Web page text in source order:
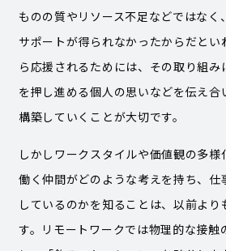
ものの質やリソース不足などではなく
サポートが得られなかったからだとい
ら応援されるためには、その取り組
を押し進める個人の思いなどを伝え
構築していくことが大切です。
しかしワークスタイルや価値観の多
働く仲間がどのような考えを持ち、仕
しているのかを知ることは、以前より
す。リモートワークでは物理的な接触